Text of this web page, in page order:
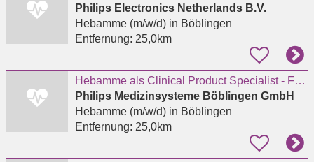
Philips Electronics Netherlands B.V.
Hebamme (m/w/d)in Böblingen
Entfernung: 25,0km
Hebamme als Clinical Product Specialist - Fetal Monitoring/Perinatal Systems
Philips Medizinsysteme Böblingen GmbH
Hebamme (m/w/d)in Böblingen
Entfernung: 25,0km